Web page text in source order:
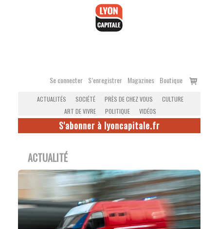
Se connecter S’enregistrer Magazines Boutique
Voir
ACTUALITÉS SOCIÉTÉ PRÈS DE CHEZ VOUS
CULTURE
ART DE VIVRE
POLITIQUE VIDÉOS
S'abonner à lyoncapitale.fr
ACTUALITÉ